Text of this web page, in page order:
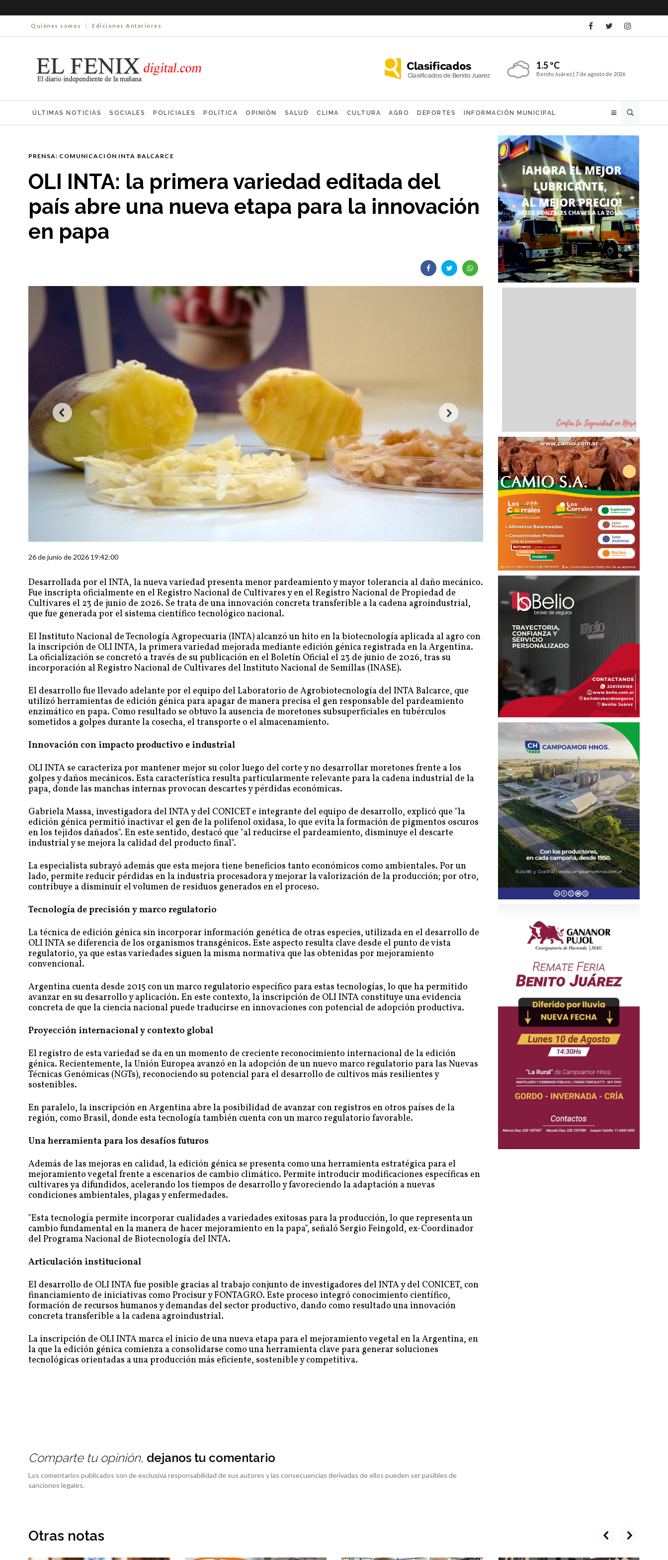
Quiénes somos | Ediciones Anteriores
1.5 ºC
Benito Juárez | 7 de agosto de 2026
ÚLTIMAS NOTICIAS SOCIALES POLICIALES POLÍTICA OPINIÓN SALUD CLIMA CULTURA AGRO DEPORTES INFORMACIÓN MUNICIPAL
PRENSA: COMUNICACIÓN INTA BALCARCE
OLI INTA: la primera variedad editada del
país abre una nueva etapa para la innovación
en papa
26 de junio de 2026 19:42:00
Desarrollada por el INTA, la nueva variedad presenta menor pardeamiento y mayor tolerancia al daño mecánico.
Fue inscripta oficialmente en el Registro Nacional de Cultivares y en el Registro Nacional de Propiedad de
Cultivares el 23 de junio de 2026. Se trata de una innovación concreta transferible a la cadena agroindustrial,
que fue generada por el sistema científico tecnológico nacional.
El Instituto Nacional de Tecnología Agropecuaria (INTA) alcanzó un hito en la biotecnología aplicada al agro con
la inscripción de OLI INTA, la primera variedad mejorada mediante edición génica registrada en la Argentina.
La oficialización se concretó a través de su publicación en el Boletín Oficial el 23 de junio de 2026, tras su
incorporación al Registro Nacional de Cultivares del Instituto Nacional de Semillas (INASE).
El desarrollo fue llevado adelante por el equipo del Laboratorio de Agrobiotecnología del INTA Balcarce, que
utilizó herramientas de edición génica para apagar de manera precisa el gen responsable del pardeamiento
enzimático en papa. Como resultado se obtuvo la ausencia de moretones subsuperficiales en tubérculos
sometidos a golpes durante la cosecha, el transporte o el almacenamiento.
Innovación con impacto productivo e industrial
OLI INTA se caracteriza por mantener mejor su color luego del corte y no desarrollar moretones frente a los
golpes y daños mecánicos. Esta característica resulta particularmente relevante para la cadena industrial de la
papa, donde las manchas internas provocan descartes y pérdidas económicas.
Gabriela Massa, investigadora del INTA y del CONICET e integrante del equipo de desarrollo, explicó que "la
edición génica permitió inactivar el gen de la polifenol oxidasa, lo que evita la formación de pigmentos oscuros
en los tejidos dañados". En este sentido, destacó que "al reducirse el pardeamiento, disminuye el descarte
industrial y se mejora la calidad del producto final".
La especialista subrayó además que esta mejora tiene beneficios tanto económicos como ambientales. Por un
lado, permite reducir pérdidas en la industria procesadora y mejorar la valorización de la producción; por otro,
contribuye a disminuir el volumen de residuos generados en el proceso.
Tecnología de precisión y marco regulatorio
La técnica de edición génica sin incorporar información genética de otras especies, utilizada en el desarrollo de
OLI INTA se diferencia de los organismos transgénicos. Este aspecto resulta clave desde el punto de vista
regulatorio, ya que estas variedades siguen la misma normativa que las obtenidas por mejoramiento
convencional.
Argentina cuenta desde 2015 con un marco regulatorio específico para estas tecnologías, lo que ha permitido
avanzar en su desarrollo y aplicación. En este contexto, la inscripción de OLI INTA constituye una evidencia
concreta de que la ciencia nacional puede traducirse en innovaciones con potencial de adopción productiva.
Proyección internacional y contexto global
El registro de esta variedad se da en un momento de creciente reconocimiento internacional de la edición
génica. Recientemente, la Unión Europea avanzó en la adopción de un nuevo marco regulatorio para las Nuevas
Técnicas Genómicas (NGTs), reconociendo su potencial para el desarrollo de cultivos más resilientes y
sostenibles.
En paralelo, la inscripción en Argentina abre la posibilidad de avanzar con registros en otros países de la
región, como Brasil, donde esta tecnología también cuenta con un marco regulatorio favorable.
Una herramienta para los desafíos futuros
Además de las mejoras en calidad, la edición génica se presenta como una herramienta estratégica para el
mejoramiento vegetal frente a escenarios de cambio climático. Permite introducir modificaciones específicas en
cultivares ya difundidos, acelerando los tiempos de desarrollo y favoreciendo la adaptación a nuevas
condiciones ambientales, plagas y enfermedades.
"Esta tecnología permite incorporar cualidades a variedades exitosas para la producción, lo que representa un
cambio fundamental en la manera de hacer mejoramiento en la papa", señaló Sergio Feingold, ex-Coordinador
del Programa Nacional de Biotecnología del INTA.
Articulación institucional
El desarrollo de OLI INTA fue posible gracias al trabajo conjunto de investigadores del INTA y del CONICET, con
financiamiento de iniciativas como Procisur y FONTAGRO. Este proceso integró conocimiento científico,
formación de recursos humanos y demandas del sector productivo, dando como resultado una innovación
concreta transferible a la cadena agroindustrial.
La inscripción de OLI INTA marca el inicio de una nueva etapa para el mejoramiento vegetal en la Argentina, en
la que la edición génica comienza a consolidarse como una herramienta clave para generar soluciones
tecnológicas orientadas a una producción más eficiente, sostenible y competitiva.
Comparte tu opinión, dejanos tu comentario
Los comentarios publicados son de exclusiva responsabilidad de sus autores y las consecuencias derivadas de ellos pueden ser pasibles de
sanciones legales.
Otras notas prev next